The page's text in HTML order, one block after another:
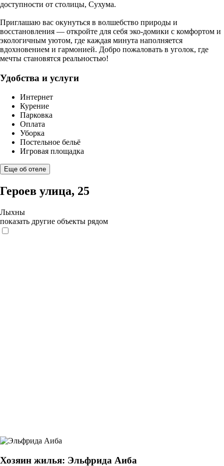
доступности от столицы, Сухума.
Приглашаю вас окунуться в волшебство природы и
восстановления — откройте для себя эко-домики с комфортом и
экологичным уютом, где каждая минута наполняется
вдохновением и гармонией. Добро пожаловать в уголок, где
мечты становятся реальностью!
Удобства и услуги
Интернет
Курение
Парковка
Оплата
Уборка
Постельное бельё
Игровая площадка
Еще об отеле
Героев улица, 25
Лыхны
показать другие объекты рядом
Хозяин жилья: Эльфрида Аиба